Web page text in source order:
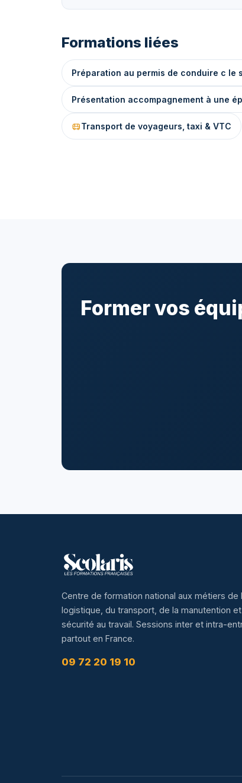
Formations liées
Préparation au permis de conduire c le
Présentation accompagnement à une
Transport de voyageurs, taxi & VTC
Former vos
Centre de formation national aux métiers de
logistique, du transport, de la manutention
sécurité au travail. Sessions inter et intra-
partout en France.
09 72 20 19 10